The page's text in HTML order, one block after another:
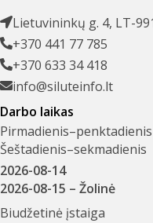
Lietuvininkų g. 4, LT-
+370 441 77 785
+370 633 34 418
info@siluteinfo.lt
Darbo laikas
Pirmadienis–penktadienis
Šeštadienis–sekmadienis
2026-08-14
2026-08-15 – Žolinė
Biudžetinė įstaiga